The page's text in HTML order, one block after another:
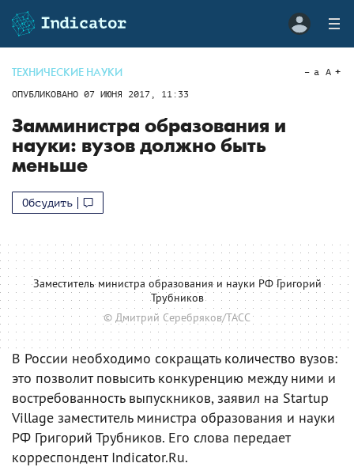
ТЕХНИЧЕСКИЕ НАУКИ
ОПУБЛИКОВАНО 07 ИЮНЯ 2017, 11:33
a A
Замминистра образования и
науки: вузов должно быть
меньше
Обсудить
Заместитель министра образования и науки РФ Григорий
Трубников
© Дмитрий Серебряков/ТАСС
В России необходимо сокращать количество вузов:
это позволит повысить конкуренцию между ними и
востребованность выпускников, заявил на Startup
Village заместитель министра образования и науки
РФ Григорий Трубников. Его слова передает
корреспондент Indicator.Ru.